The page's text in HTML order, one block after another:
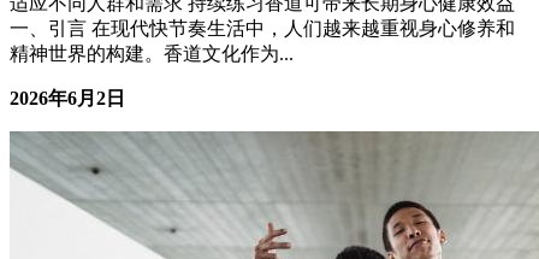
方式 练习香道有助于提升专注力、静心和情绪管理能力 香道
文化修养强调与自然和自身的和谐共处 不同香型和品香方法
适应不同人群和需求 持续练习香道可带来长期身心健康效益
一、引言 在现代快节奏生活中，人们越来越重视身心修养和
2026年6月2日